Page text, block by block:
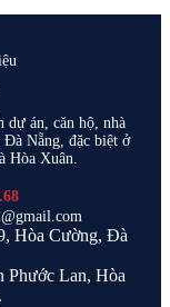
dự án, căn hộ, nhà
Đà Nẵng, đặc biệt ở
Hòa Xuân.
Hòa Cường, Đà
Phước Lan, Hòa